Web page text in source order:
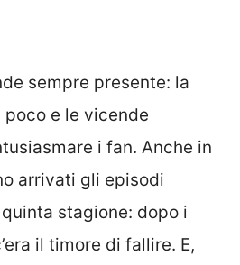
sempre presente: la
poco e le vicende
i fan. Anche in
arrivati gli episodi
stagione: dopo i
il timore di fallire. E,